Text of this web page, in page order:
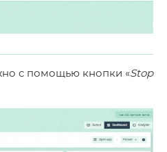
с помощью кнопки «Stop